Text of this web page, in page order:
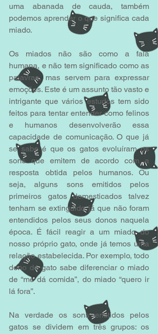
uma abanada de cauda, também
podemos aprender o que significa cada
miado.
Os miados não são como a fala
humana, e não tem significado como as
palavras, mas servem para expressar
emoções. Este é um assunto tão vasto e
intrigante que vários estudos tem sido
feitos para tentar entender como felinos
e humanos desenvolverão essa
capacidade de comunicação. O que já
se sabe é que os gatos evoluíram os
sons que emitem de acordo com a
resposta obtida pelos humanos. Ou
seja, alguns sons emitidos pelos
primeiros gatos domesticados talvez
tenham se extinguido já que não foram
entendidos pelos seus donos naquela
época. É fácil reagir a um miado do
nosso próprio gato, onde já temos uma
relação estabelecida. Por exemplo, todo
dono de gato sabe diferenciar o miado
de “me dá comida”, do miado “quero ir
lá fora”.
Na verdade os sons emitidos pelos
gatos se dividem em três grupos: os